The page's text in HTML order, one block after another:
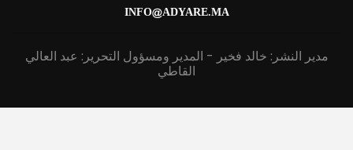
INFO@ADYARE.MA
مدير النشر: خالد فخير - المدير ومسؤول التحرير: عبد العالي
القاطي